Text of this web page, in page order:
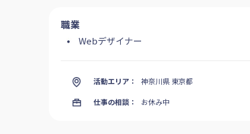
職業
Webデザイナー
活動エリア： 神奈川県 東京都
仕事の相談： お休み中